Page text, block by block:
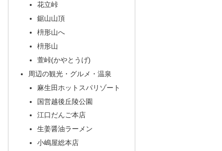
花立峠
鋸山山頂
枡形山へ
枡形山
萱峠(かやとうげ)
周辺の観光・グルメ・温泉
麻生田ホットスパリゾート
国営越後丘陵公園
江口だんご本店
生姜醤油ラーメン
小嶋屋総本店